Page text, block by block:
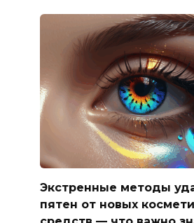
Экстренные методы
пятен от новых